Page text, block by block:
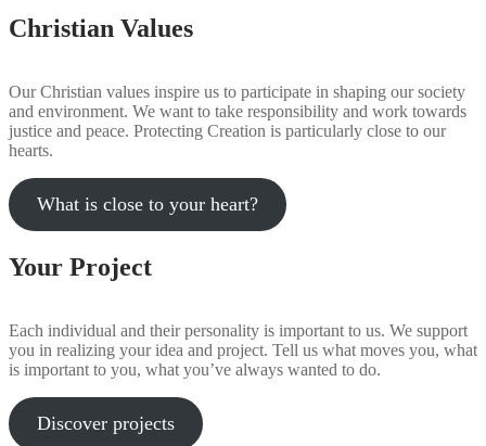
Christian Values
Our Christian values inspire us to participate in shaping our society
and environment. We want to take responsibility and work towards
justice and peace. Protecting Creation is particularly close to our
hearts.
What is close to your heart?
Your Project
Each individual and their personality is important to us. We support
you in realizing your idea and project. Tell us what moves you, what
is important to you, what you’ve always wanted to do.
Discover projects